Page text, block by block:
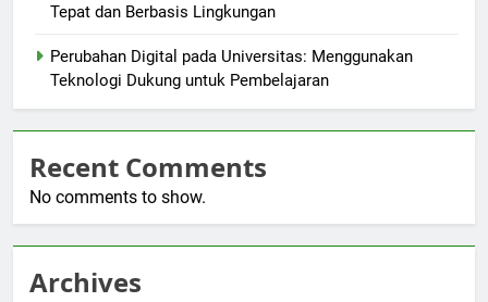
Tepat dan Berbasis Lingkungan
Perubahan Digital pada Universitas: Menggunakan
Teknologi Dukung untuk Pembelajaran
Recent Comments
No comments to show.
Archives